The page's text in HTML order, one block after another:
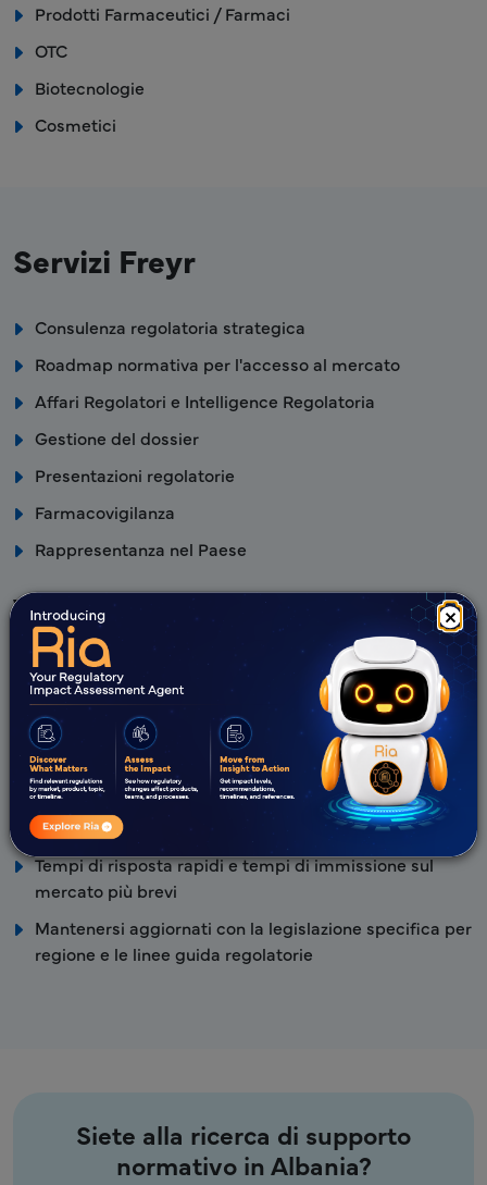
×
Prodotti Farmaceutici / Farmaci
OTC
Biotecnologie
Cosmetici
Servizi Freyr
Consulenza regolatoria strategica
Roadmap normativa per l'accesso al mercato
Affari Regolatori e Intelligence Regolatoria
Gestione del dossier
Presentazioni regolatorie
Farmacovigilanza
Rappresentanza nel Paese
Vantaggi Freyr
Base di conoscenze normative locali strategica e
approfondita – con l'Agenzia Nazionale per i Farmaci e
i Dispositivi Medici
Team normativo esperto con comprovata competenza
globale in RA.
Approccio Proattivo e Collaborativo
Tempi di risposta rapidi e tempi di immissione sul
mercato più brevi
Mantenersi aggiornati con la legislazione specifica per
regione e le linee guida regolatorie
Siete alla ricerca di supporto
normativo in Albania?